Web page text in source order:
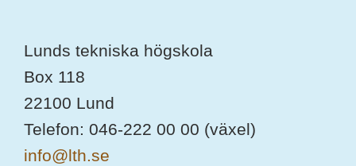
Lunds tekniska högskola
Box 118
22100 Lund
Telefon: 046-222 00 00 (växel)
info@lth.se